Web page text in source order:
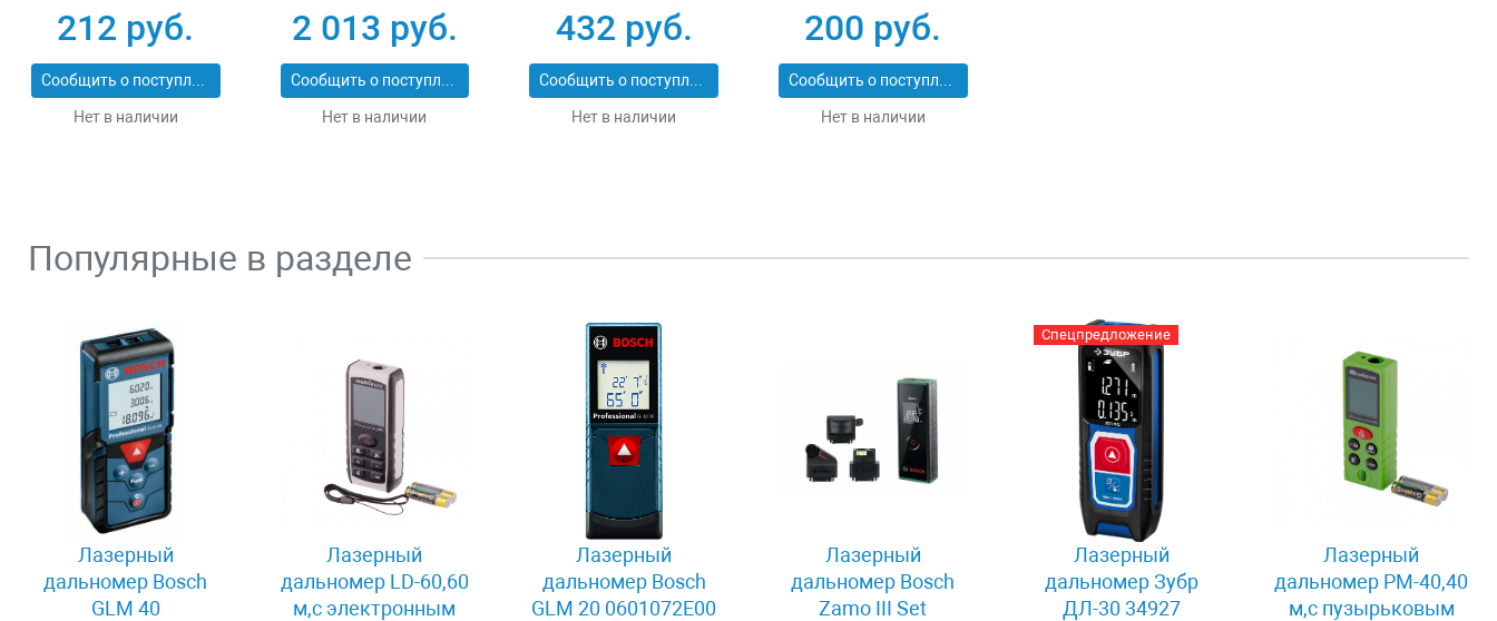
212 руб.
Сообщить о поступлении
Нет в наличии
34191
2 013 руб.
Сообщить о поступлении
Нет в наличии
монолинза ЗУБР
МАСТЕР 110320
432 руб.
Сообщить о поступлении
Нет в наличии
200 руб.
Сообщить о поступлении
Нет в наличии
Популярные в разделе
Лазерный
дальномер Bosch
GLM 40
Лазерный
дальномер LD-60,60
м,с электронным
Лазерный
дальномер Bosch
GLM 20 0601072E00
Лазерный
дальномер Bosch
Zamo III Set
Спецпредложение
Лазерный
дальномер Зубр
ДЛ-30 34927
Лазерный
дальномер PM-40,40
м,с пузырьковым